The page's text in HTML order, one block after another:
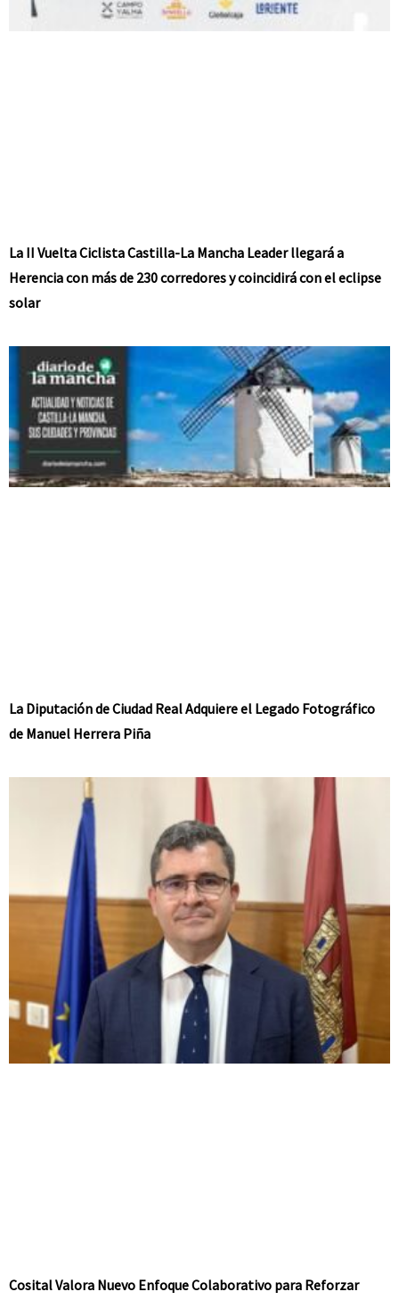
La II Vuelta Ciclista Castilla-La Mancha Leader llegará a
Herencia con más de 230 corredores y coincidirá con el eclipse
solar
La Diputación de Ciudad Real Adquiere el Legado Fotográfico
de Manuel Herrera Piña
Cosital Valora Nuevo Enfoque Colaborativo para Reforzar